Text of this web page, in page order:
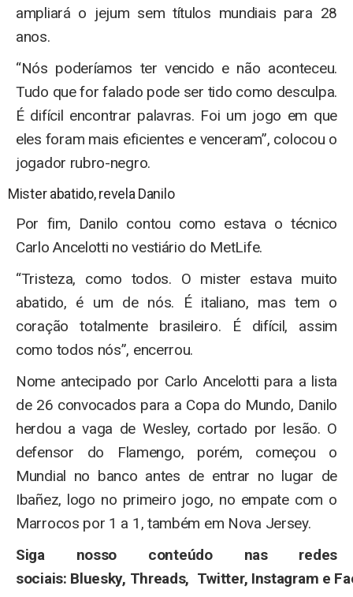
ampliará o jejum sem títulos mundiais para 28
anos.
“Nós poderíamos ter vencido e não aconteceu.
Tudo que for falado pode ser tido como desculpa.
É difícil encontrar palavras. Foi um jogo em que
eles foram mais eficientes e venceram”, colocou o
jogador rubro-negro.
Mister abatido, revela Danilo
Por fim, Danilo contou como estava o técnico
Carlo Ancelotti no vestiário do MetLife.
“Tristeza, como todos. O mister estava muito
abatido, é um de nós. É italiano, mas tem o
coração totalmente brasileiro. É difícil, assim
como todos nós”, encerrou.
Nome antecipado por Carlo Ancelotti para a lista
de 26 convocados para a Copa do Mundo, Danilo
herdou a vaga de Wesley, cortado por lesão. O
defensor do Flamengo, porém, começou o
Mundial no banco antes de entrar no lugar de
Ibañez, logo no primeiro jogo, no empate com o
Marrocos por 1 a 1, também em Nova Jersey.
Siga nosso conteúdo nas redes
sociais: Bluesky, Threads, Twitter, Instagram e